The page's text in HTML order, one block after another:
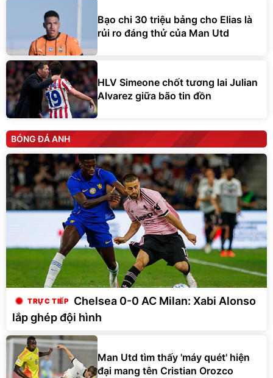
Bạo chi 30 triệu bảng cho Elias là
rủi ro đáng thử của Man Utd
HLV Simeone chốt tương lai Julian
Alvarez giữa bão tin đồn
BÓNG ĐÁ ANH
Chelsea 0-0 AC Milan: Xabi Alonso
lắp ghép đội hình
Man Utd tìm thấy 'máy quét' hiện
đại mang tên Cristian Orozco